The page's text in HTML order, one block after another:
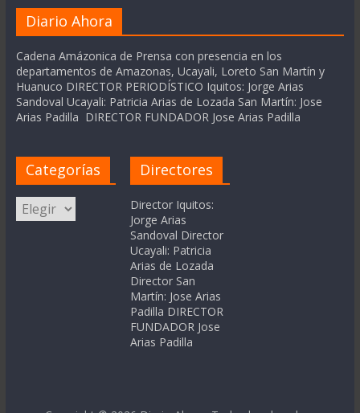
Diario Ahora
Cadena Amázonica de Prensa con presencia en los
departamentos de Amazonas, Ucayali, Loreto San Martín y
Huanuco DIRECTOR PERIODÍSTICO Iquitos: Jorge Arias
Sandoval Ucayali: Patricia Arias de Lozada San Martín: Jose
Arias Padilla DIRECTOR FUNDADOR Jose Arias Padilla
Categorías
Categorías
Directores
Director Iquitos:
Jorge Arias
Sandoval Director
Ucayali: Patricia
Arias de Lozada
Director San
Martín: Jose Arias
Padilla DIRECTOR
FUNDADOR Jose
Arias Padilla